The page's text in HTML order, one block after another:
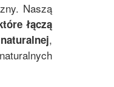
Naszą
łączą
,